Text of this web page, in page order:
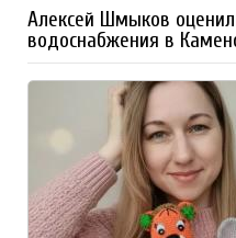
Алексей Шмыков
водоснабжения в